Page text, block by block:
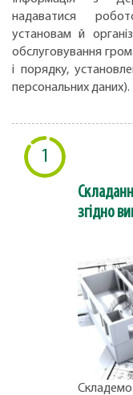
надаватися
установам й
обслуговування
і порядку,
персональних даних).
1
згідно